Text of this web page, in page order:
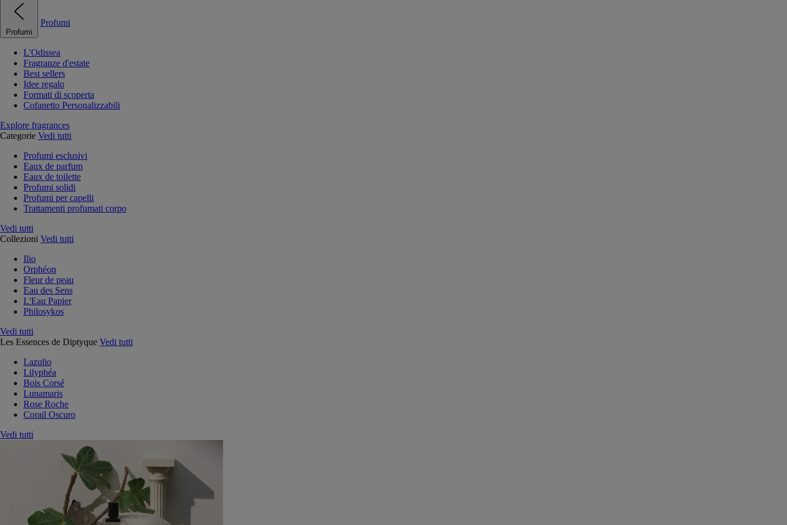
Profumi
Profumi
L'Odissea
Fragranze d'estate
Best sellers
Idee regalo
Formati di scoperta
Cofanetto Personalizzabili
Explore fragrances
Categorie Vedi tutti
Profumi esclusivi
Eaux de parfum
Eaux de toilette
Profumi solidi
Profumi per capelli
Trattamenti profumati corpo
Vedi tutti
Collezioni Vedi tutti
Ilio
Orphéon
Fleur de peau
Eau des Sens
L'Eau Papier
Philosykos
Vedi tutti
Les Essences de Diptyque Vedi tutti
Lazulio
Lilyphéa
Bois Corsé
Lunamaris
Rose Roche
Corail Oscuro
Vedi tutti